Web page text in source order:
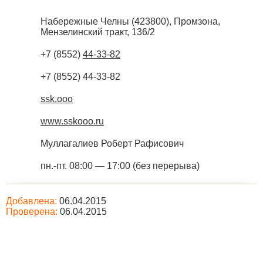
Набережные Челны (423800), Промзона,
Мензелинский тракт, 136/2
+7 (8552) 44-33-82
+7 (8552) 44-33-82
ssk.ooo
www.sskooo.ru
Муллагалиев Роберт Рафисович
пн.-пт. 08:00 — 17:00 (без перерыва)
Добавлена: 06.04.2015
Проверена: 06.04.2015